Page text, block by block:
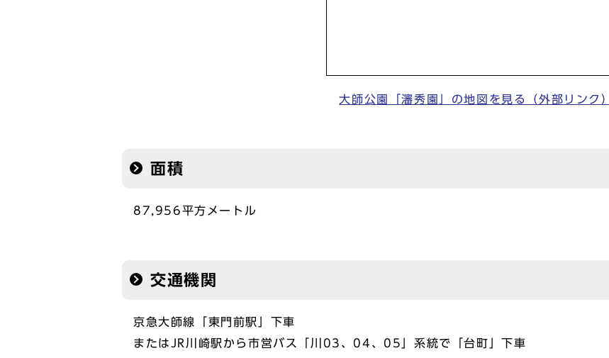
大師公園「瀋秀園」の地図を見る（外部リンク）
面積
87,956平方メートル
交通機関
京急大師線「東門前駅」下車
またはJR川崎駅から市営バス「川03、04、05」系統で「台町」下車